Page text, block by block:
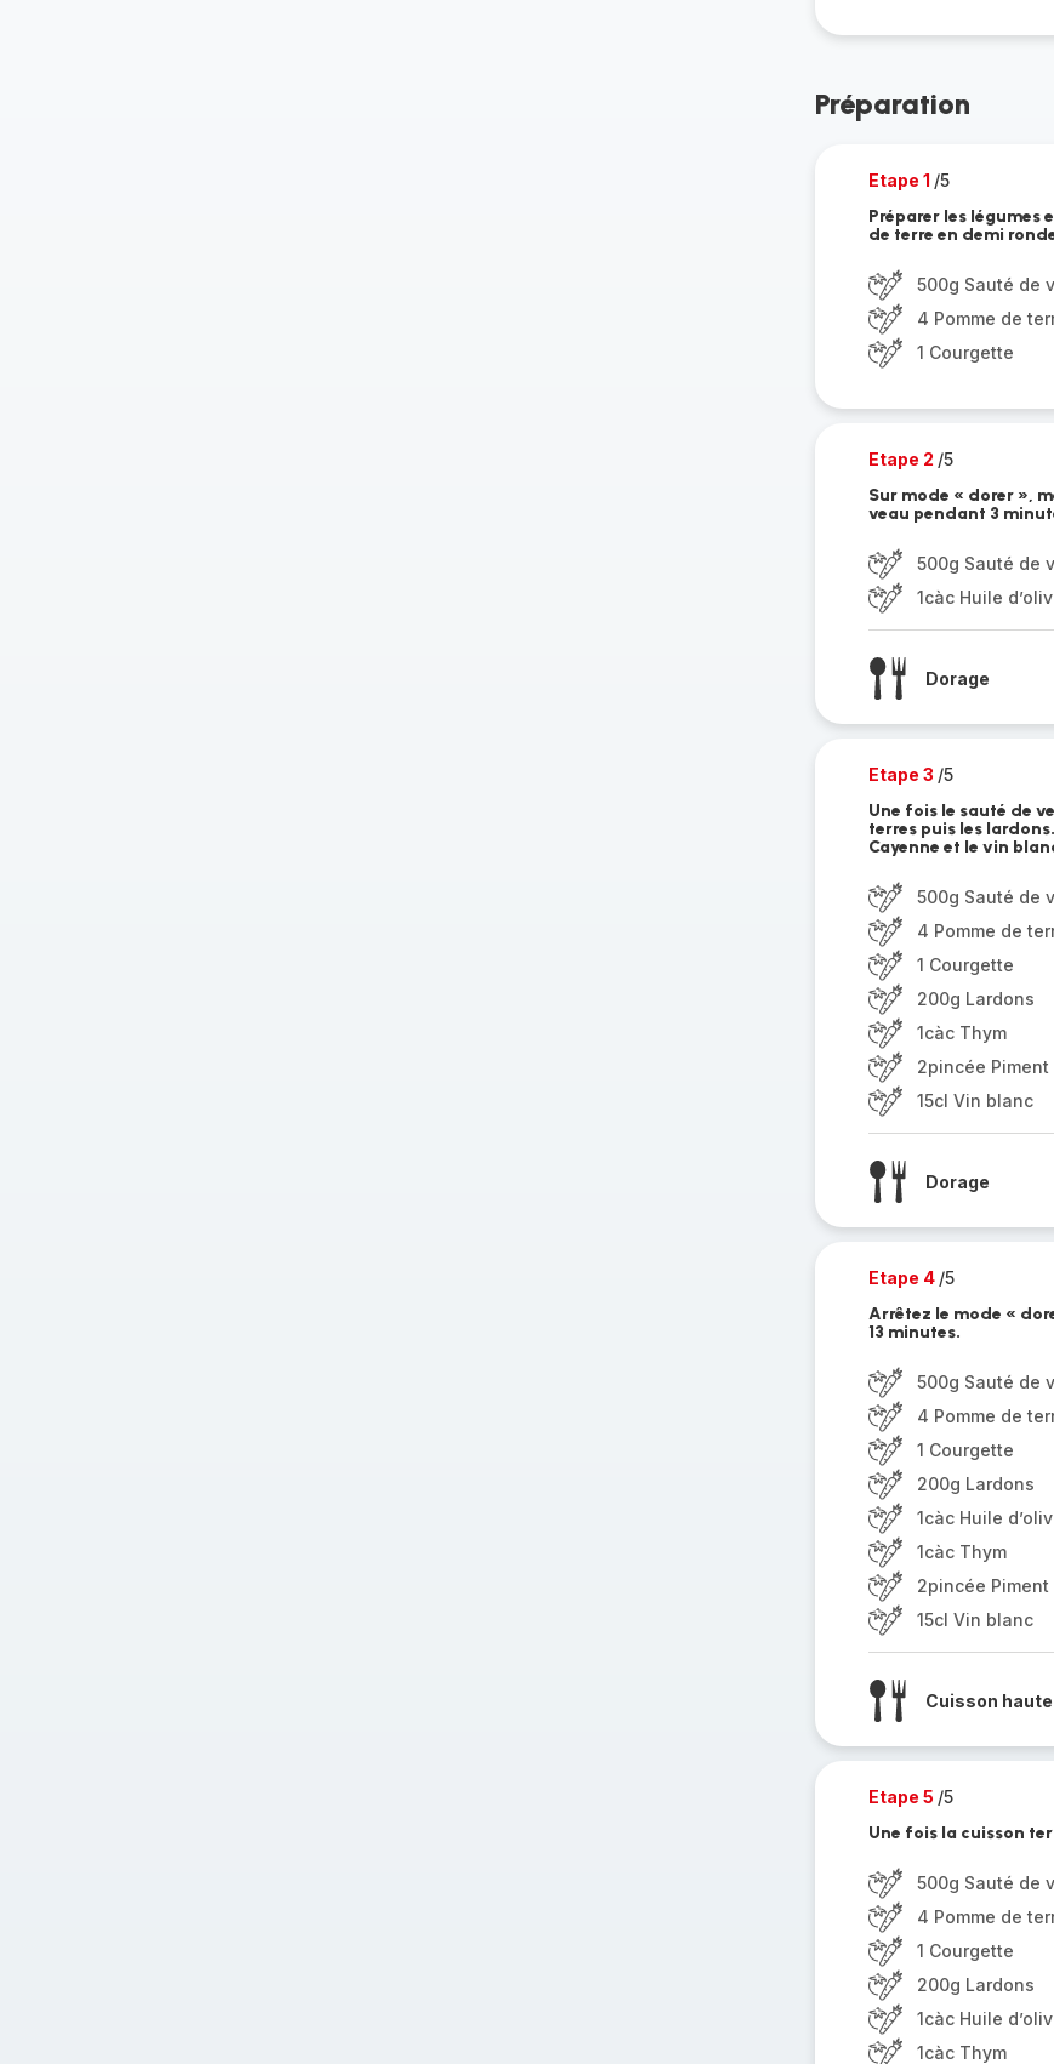
Préparation
Etape 1 /5
Préparer les légumes
de terre en demi
500g Sauté de
4 Pomme de
1 Courgette
Etape 2 /5
Sur mode « dorer »,
veau pendant 3
500g Sauté de
1càc Huile
Dorage
Etape 3 /5
Une fois le sauté de
terres puis les
Cayenne et le vin
500g Sauté de
4 Pomme de
1 Courgette
200g Lardons
1càc Thym
2pincée
15cl Vin blanc
Dorage
Etape 4 /5
Arrêtez le mode «
13 minutes.
500g Sauté de
4 Pomme de
1 Courgette
200g Lardons
1càc Huile
1càc Thym
2pincée
15cl Vin blanc
Cuisson
Etape 5 /5
Une fois la cuisson
500g Sauté de
4 Pomme de
1 Courgette
200g Lardons
1càc Huile
1càc Thym